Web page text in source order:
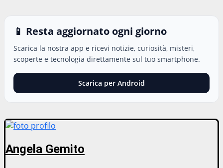
📱 Resta aggiornato ogni giorno
Scarica la nostra app e ricevi notizie, curiosità, misteri,
scoperte e tecnologia direttamente sul tuo smartphone.
Scarica per Android
Angela Gemito